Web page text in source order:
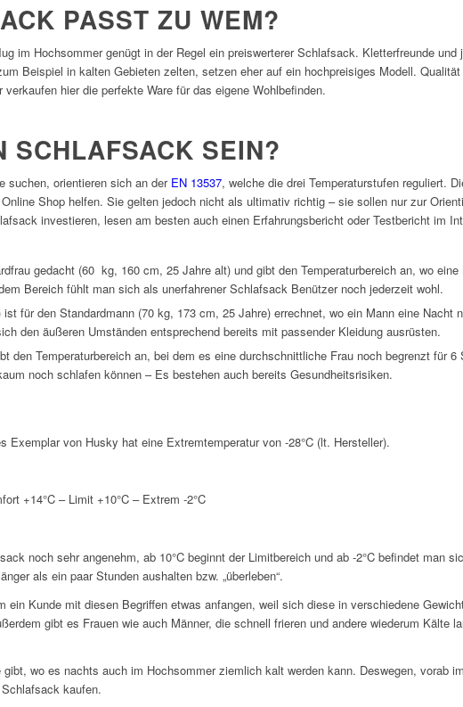
PASST ZU WEM?
im Hochsommer genügt in der Regel ein preiswerterer Schlafsack. Kletterfreunde und
Beispiel in kalten Gebieten zelten, setzen eher auf ein hochpreisiges Modell.
hier die perfekte Ware für das eigene Wohlbefinden.
SCHLAFSACK SEIN?
suchen, orientieren sich an der EN 13537, welche die drei Temperaturstufen reguliert.
Shop helfen. Sie gelten jedoch nicht als ultimativ richtig – sie sollen nur zur
investieren, lesen am besten auch einen Erfahrungsbericht oder Testbericht im
gedacht (60 kg, 160 cm, 25 Jahre alt) und gibt den Temperaturbereich an, wo eine
Bereich fühlt man sich als unerfahrener Schlafsack Benützer noch jederzeit wohl.
ist für den Standardmann (70 kg, 173 cm, 25 Jahre) errechnet, wo ein Mann eine Nacht
den äußeren Umständen entsprechend bereits mit passender Kleidung ausrüsten.
den Temperaturbereich an, bei dem es eine durchschnittliche Frau noch begrenzt für 6
noch schlafen können – Es bestehen auch bereits Gesundheitsrisiken.
Exemplar von Husky hat eine Extremtemperatur von -28°C (lt. Hersteller).
+14°C – Limit +10°C – Extrem -2°C
noch sehr angenehm, ab 10°C beginnt der Limitbereich und ab -2°C befindet man
als ein paar Stunden aushalten bzw. „überleben“.
Kunde mit diesen Begriffen etwas anfangen, weil sich diese in verschiedene
gibt es Frauen wie auch Männer, die schnell frieren und andere wiederum Kälte
wo es nachts auch im Hochsommer ziemlich kalt werden kann. Deswegen, vorab
kaufen.